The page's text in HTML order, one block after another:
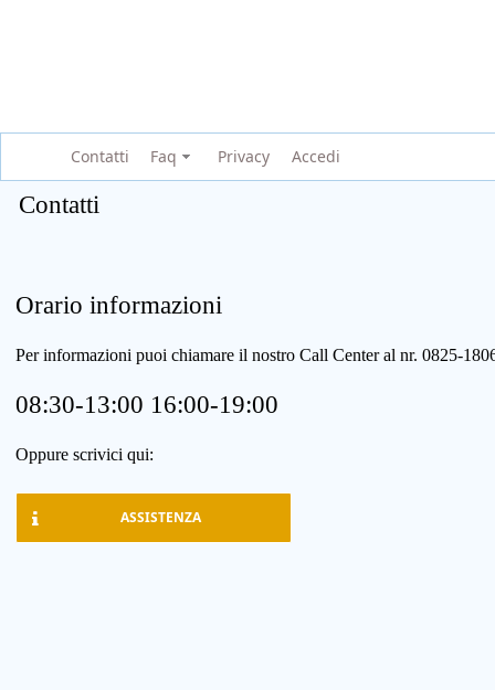
Contatti Faq Privacy Accedi
Contatti
Orario informazioni
Per informazioni puoi chiamare il nostro Call Center al nr. 0825-
08:30-13:00 16:00-19:00
Oppure scrivici qui:
ASSISTENZA